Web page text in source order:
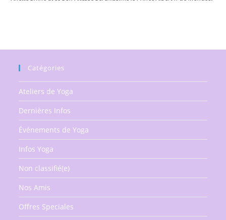
Catégories
Ateliers de Yoga
Dernières Infos
Événements de Yoga
Infos Yoga
Non classifié(e)
Nos Amis
Offres Speciales